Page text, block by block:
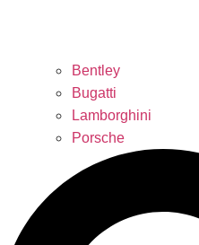
Bentley
Bugatti
Lamborghini
Porsche